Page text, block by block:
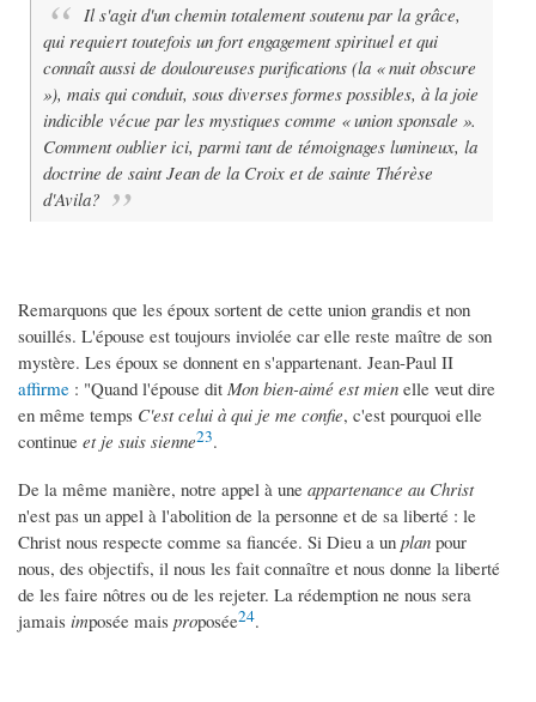
Il s'agit d'un chemin totalement soutenu par la grâce,
qui requiert toutefois un fort engagement spirituel et qui
connaît aussi de douloureuses purifications (la « nuit obscure
»), mais qui conduit, sous diverses formes possibles, à la joie
indicible vécue par les mystiques comme « union sponsale ».
Comment oublier ici, parmi tant de témoignages lumineux, la
doctrine de saint Jean de la Croix et de sainte Thérèse
d'Avila?
Remarquons que les époux sortent de cette union grandis et non
souillés. L'épouse est toujours inviolée car elle reste maître de son
mystère. Les époux se donnent en s'appartenant. Jean-Paul II
affirme : "Quand l'épouse dit Mon bien-aimé est mien elle veut dire
en même temps C'est celui à qui je me confie, c'est pourquoi elle
continue et je suis sienne23.
De la même manière, notre appel à une appartenance au Christ
n'est pas un appel à l'abolition de la personne et de sa liberté : le
Christ nous respecte comme sa fiancée. Si Dieu a un plan pour
nous, des objectifs, il nous les fait connaître et nous donne la liberté
de les faire nôtres ou de les rejeter. La rédemption ne nous sera
jamais imposée mais proposée24.